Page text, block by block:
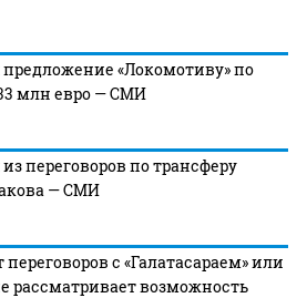
предложение «Локомотиву» по
млн евро — СМИ
переговоров по трансферу
— СМИ
с «Галатасараем» или
рассматривает возможность